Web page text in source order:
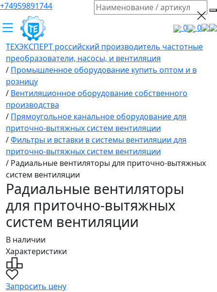
+74959891744
0
0
ТЕХЭКСПЕРТ российский производитель частотные
преобразователи, насосы, и вентиляция
/ Промышленное оборудование купить оптом и в
розницу
/ Вентиляционное оборудование собственного
производства
/ Прямоугольное канальное оборудование для
приточно-вытяжных систем вентиляции
/Фильтры и вставки в системы вентиляции для
приточно-вытяжных систем вентиляции
/ Радиальные вентиляторы для приточно-вытяжных
систем вентиляции
Радиальные вентиляторы
для приточно-вытяжных
систем вентиляции
В наличии
Характеристики
Запросить цену